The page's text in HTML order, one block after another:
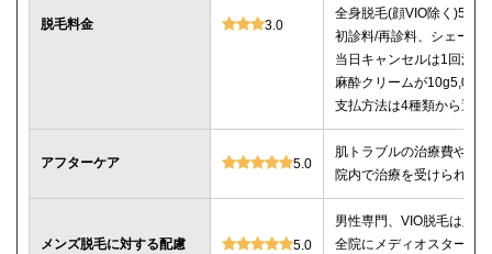
脱毛料金 3.0
全身脱毛(顔VIO除く)5回
初診料/再診料、シェービ
当日キャンセルは1回消化
麻酔クリームが10g5,000
支払方法は4種類から選べ
アフターケア 5.0
肌トラブルの治療費や薬
院内で治療を受けられる
メンズ脱毛に対する配慮 5.0
男性専門、VIO脱毛は必
全院にメディオスター導